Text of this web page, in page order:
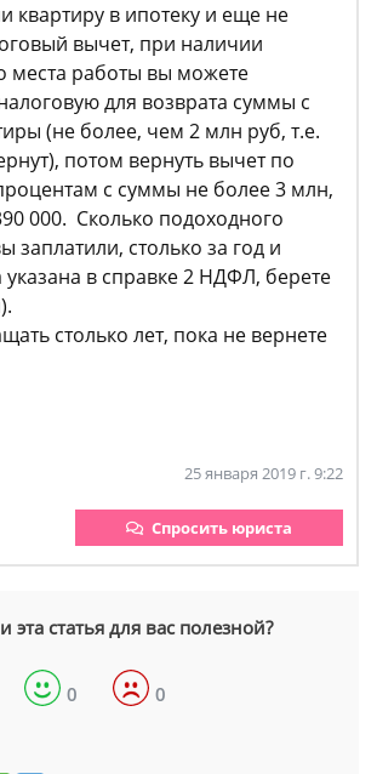
квартиру в ипотеку и еще не
вычет, при наличии
места работы вы можете
для возврата суммы с
(не более, чем 2 млн руб, т.е.
потом вернуть вычет по
с суммы не более 3 млн,
000. Сколько подоходного
заплатили, столько за год и
указана в справке 2 НДФЛ, берете
столько лет, пока не вернете
25 января 2019 г. 9:22
Спросить юриста
эта статья для вас полезной?
0 0